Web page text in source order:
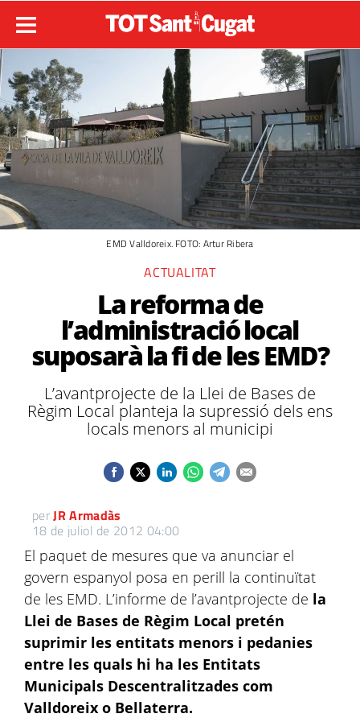
EMD Valldoreix. FOTO: Artur Ribera
ACTUALITAT
La reforma de
l’administració local
suposarà la fi de les EMD?
L’avantprojecte de la Llei de Bases de
Règim Local planteja la supressió dels ens
locals menors al municipi
perJR Armadàs
18 de juliol de 2012 04:00
El paquet de mesures que va anunciar el
govern espanyol posa en perill la continuïtat
de les EMD. L’informe de l’avantprojecte de la
Llei de Bases de Règim Local pretén
suprimir les entitats menors i pedanies
entre les quals hi ha les Entitats
Municipals Descentralitzades com
Valldoreix o Bellaterra.